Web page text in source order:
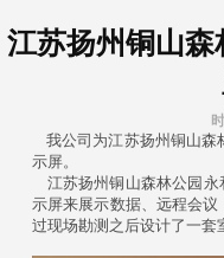
江苏扬州铜山
我公司为江苏扬州铜山森
示屏。
江苏扬州铜山森林公园永
示屏来展示数据、远程会
过现场勘测之后设计了一套